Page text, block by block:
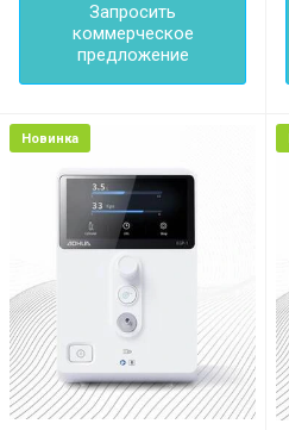
Запросить
коммерческое
предложение
Новинка